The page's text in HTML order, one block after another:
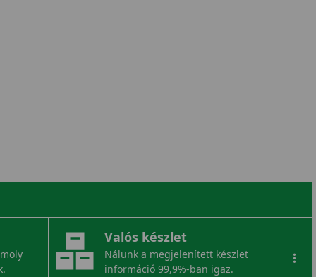
Valós készlet
Nálunk a megjelenített készlet
információ 99,9%-ban igaz.
...